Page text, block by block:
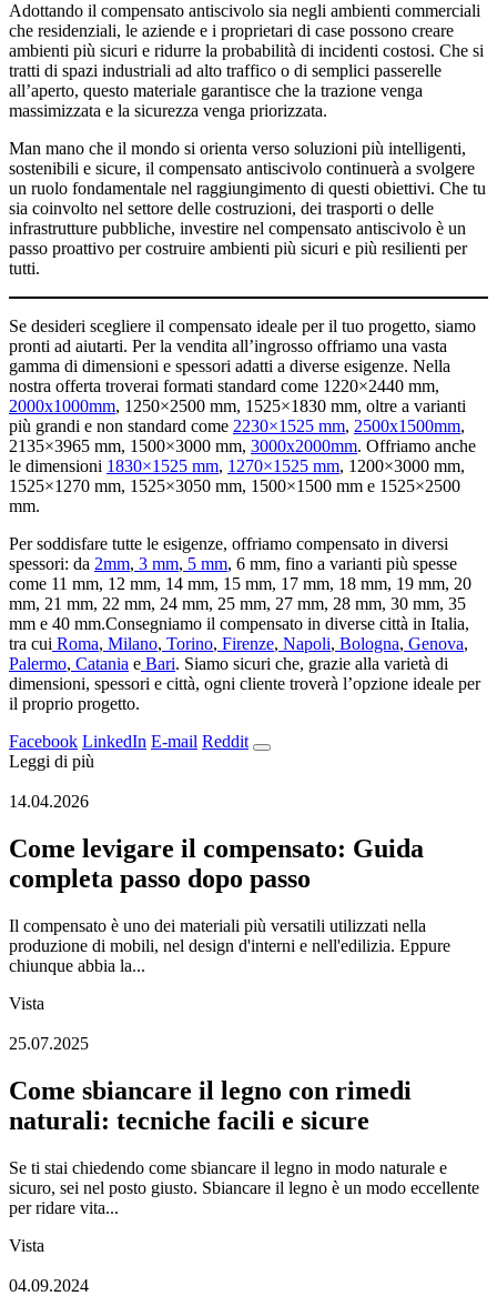
Adottando il compensato antiscivolo sia negli ambienti commerciali
che residenziali, le aziende e i proprietari di case possono creare
ambienti più sicuri e ridurre la probabilità di incidenti costosi. Che si
tratti di spazi industriali ad alto traffico o di semplici passerelle
all’aperto, questo materiale garantisce che la trazione venga
massimizzata e la sicurezza venga priorizzata.
Man mano che il mondo si orienta verso soluzioni più intelligenti,
sostenibili e sicure, il compensato antiscivolo continuerà a svolgere
un ruolo fondamentale nel raggiungimento di questi obiettivi. Che tu
sia coinvolto nel settore delle costruzioni, dei trasporti o delle
infrastrutture pubbliche, investire nel compensato antiscivolo è un
passo proattivo per costruire ambienti più sicuri e più resilienti per
tutti.
Se desideri scegliere il compensato ideale per il tuo progetto, siamo
pronti ad aiutarti. Per la vendita all’ingrosso offriamo una vasta
gamma di dimensioni e spessori adatti a diverse esigenze. Nella
nostra offerta troverai formati standard come 1220×2440 mm,
2000x1000mm, 1250×2500 mm, 1525×1830 mm, oltre a varianti
più grandi e non standard come 2230×1525 mm, 2500x1500mm,
2135×3965 mm, 1500×3000 mm, 3000x2000mm. Offriamo anche
le dimensioni 1830×1525 mm, 1270×1525 mm, 1200×3000 mm,
1525×1270 mm, 1525×3050 mm, 1500×1500 mm e 1525×2500
mm.
Per soddisfare tutte le esigenze, offriamo compensato in diversi
spessori: da 2mm, 3 mm, 5 mm, 6 mm, fino a varianti più spesse
come 11 mm, 12 mm, 14 mm, 15 mm, 17 mm, 18 mm, 19 mm, 20
mm, 21 mm, 22 mm, 24 mm, 25 mm, 27 mm, 28 mm, 30 mm, 35
mm e 40 mm.Consegniamo il compensato in diverse città in Italia,
tra cui Roma, Milano, Torino, Firenze, Napoli, Bologna, Genova,
Palermo, Catania e Bari. Siamo sicuri che, grazie alla varietà di
dimensioni, spessori e città, ogni cliente troverà l’opzione ideale per
il proprio progetto.
Facebook LinkedIn E-mail Reddit
Leggi di più
14.04.2026
Come levigare il compensato: Guida
completa passo dopo passo
Il compensato è uno dei materiali più versatili utilizzati nella
produzione di mobili, nel design d'interni e nell'edilizia. Eppure
chiunque abbia la...
Vista
25.07.2025
Come sbiancare il legno con rimedi
naturali: tecniche facili e sicure
Se ti stai chiedendo come sbiancare il legno in modo naturale e
sicuro, sei nel posto giusto. Sbiancare il legno è un modo eccellente
per ridare vita...
Vista
04.09.2024